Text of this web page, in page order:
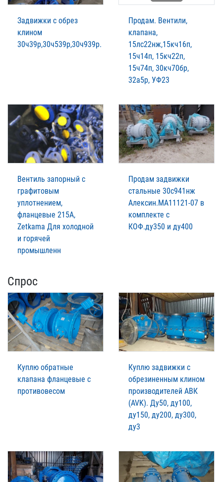
Задвижки с обрез
клином
30ч39р,30ч539р,30ч939р.
Продам. Вентили,
клапана,
15лс22нж,15кч16п,
15ч14п, 15кч22п,
15ч74п, 30кч70бр,
32а5р, УФ23
Вентиль запорный с
графитовым
уплотнением,
фланцевые 215A,
Zetkama Для холодной
и горячей
промышленн
Продам задвижки
стальные 30с941нж
Алексин.МА11121-07 в
комплекте с
КОФ.ду350 и ду400
Спрос
Куплю обратные
клапана фланцевые с
противовесом
Куплю задвижки с
обрезиненным клином
производителей АВК
(AVK). Ду50, ду100,
ду150, ду200, ду300,
ду3